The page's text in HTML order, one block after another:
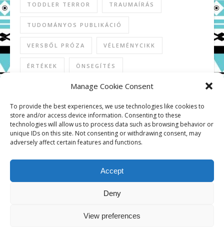
Manage Cookie Consent
To provide the best experiences, we use technologies like cookies to
store and/or access device information. Consenting to these
technologies will allow us to process data such as browsing behavior or
unique IDs on this site. Not consenting or withdrawing consent, may
adversely affect certain features and functions.
Accept
Deny
View preferences
TODDLER TERROR TRAUMAÍRÁS
TUDOMÁNYOS PUBLIKÁCIÓ
VERSBŐL PRÓZA VÉLEMÉNYCIKK
ÉRTÉKEK ÖNSEGÍTÉS
KÖZÖSSÉGI MÉDIA
Adatkezelési tájékoztató